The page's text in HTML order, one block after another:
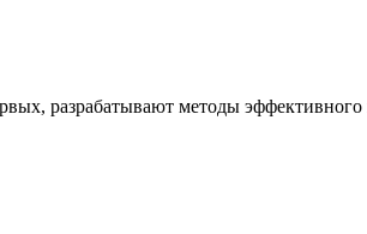
разрабатывают методы эффективного